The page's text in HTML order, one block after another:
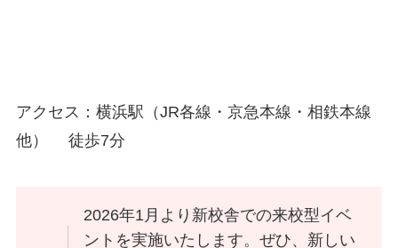
アクセス：横浜駅（JR各線・京急本線・相鉄本線
他） 徒歩7分
2026年1月より新校舎での来校型イベ
ントを実施いたします。ぜひ、新しい